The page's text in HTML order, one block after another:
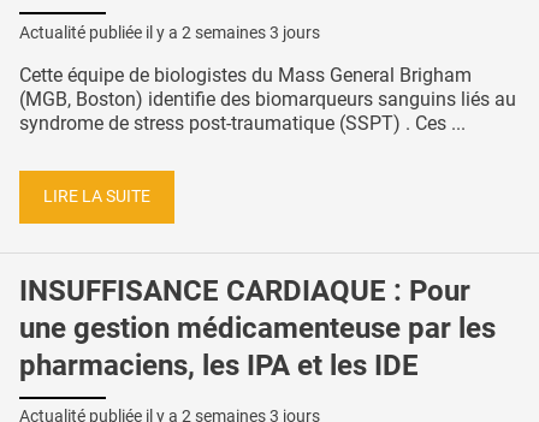
Actualité publiée il y a 2 semaines 3 jours
Cette équipe de biologistes du Mass General Brigham
(MGB, Boston) identifie des biomarqueurs sanguins liés au
syndrome de stress post-traumatique (SSPT) . Ces ...
LIRE LA SUITE
INSUFFISANCE CARDIAQUE : Pour
une gestion médicamenteuse par les
pharmaciens, les IPA et les IDE
Actualité publiée il y a 2 semaines 3 jours